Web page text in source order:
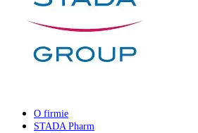
O firmie
STADA Pharm